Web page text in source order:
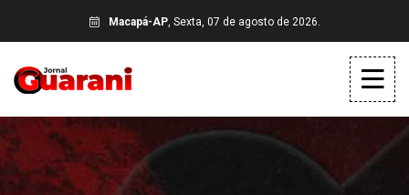
Macapá-AP, Sexta, 07 de agosto de 2026.